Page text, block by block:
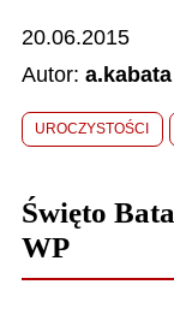
KONKURSY
20.06.2015
Autor: a.kabata
UROCZYSTOŚCI
Święto
WP